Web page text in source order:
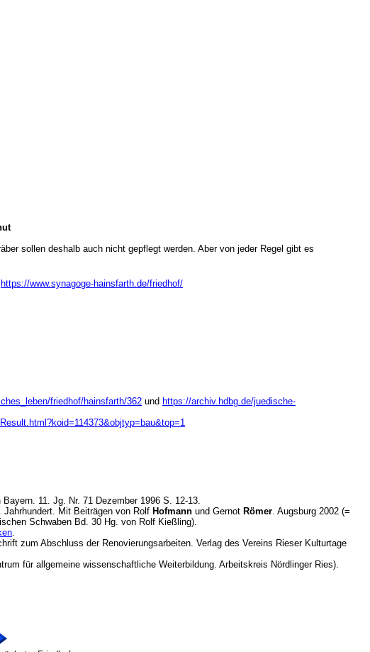
sollen deshalb auch nicht gepflegt werden. Aber von jeder Regel gibt es
https://www.synagoge-hainsfarth.de/friedhof/
friedhof/hainsfarth/362 und https://archiv.hdbg.de/juedische-
11. Jg. Nr. 71 Dezember 1996 S. 12-13.
Mit Beiträgen von Rolf Hofmann und Gernot Römer. Augsburg 2002 (=
Schwaben Bd. 30 Hg. von Rolf Kießling).
.
zum Abschluss der Renovierungsarbeiten. Verlag des Vereins Rieser Kulturtage
für allgemeine wissenschaftliche Weiterbildung. Arbeitskreis Nördlinger Ries).